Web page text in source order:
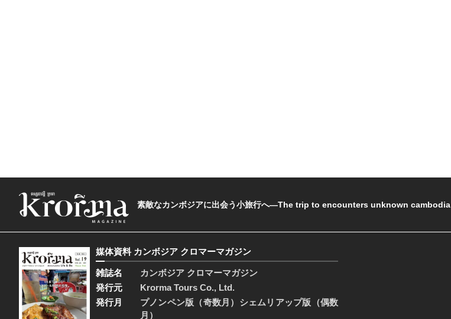
素敵なカンボジアに出会う小旅行へ―The trip to encounters unknown cambodia
媒体資料 カンボジア クロマーマガジン
雑誌名
カンボジア クロマーマガジン
発行元
Krorma Tours Co., Ltd.
発行月
プノンペン版（奇数月）シェムリアップ版（偶数
月）